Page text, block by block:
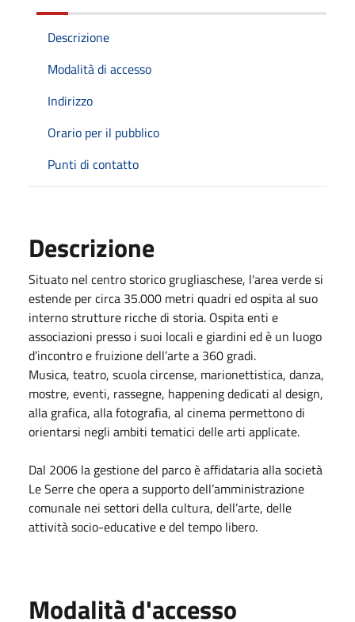
Descrizione
Modalità di accesso
Indirizzo
Orario per il pubblico
Punti di contatto
Descrizione
Situato nel centro storico grugliaschese, l'area verde si
estende per circa 35.000 metri quadri ed ospita al suo
interno strutture ricche di storia. Ospita enti e
associazioni presso i suoi locali e giardini ed è un luogo
d’incontro e fruizione dell’arte a 360 gradi.
Musica, teatro, scuola circense, marionettistica, danza,
mostre, eventi, rassegne, happening dedicati al design,
alla grafica, alla fotografia, al cinema permettono di
orientarsi negli ambiti tematici delle arti applicate.
Dal 2006 la gestione del parco è affidataria alla società
Le Serre che opera a supporto dell’amministrazione
comunale nei settori della cultura, dell’arte, delle
attività socio-educative e del tempo libero.
Modalità d'accesso